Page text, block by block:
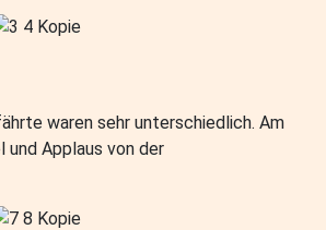
waren sehr unterschiedlich. Am
Applaus von der